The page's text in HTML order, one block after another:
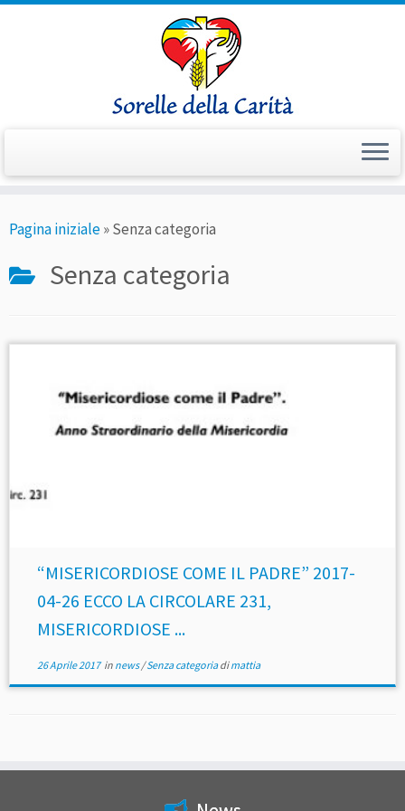
alPagina iniziale»Senza categoria
Senza categoria
“MISERICORDIOSE COME IL PADRE” 2017-
04-26 ECCO LA CIRCOLARE 231,
MISERICORDIOSE ...
26 Aprile 2017in news/Senza categoriadimattia